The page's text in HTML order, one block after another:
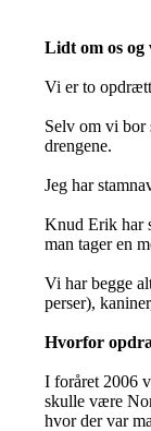
Lidt om os og
Vi er to
Selv om vi bor
drengene.
Jeg har
Knud Erik har
man tager en
Vi har begge
perser),
Hvorfor
I foråret 2006
skulle være
hvor der var